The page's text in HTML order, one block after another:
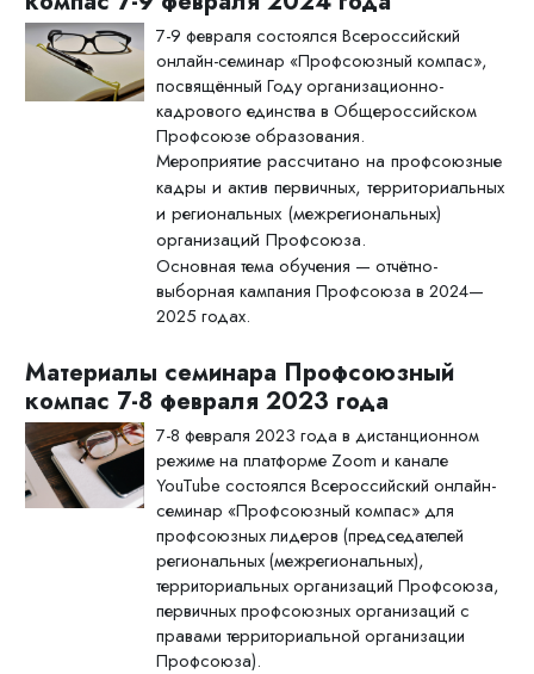
7-9 февраля состоялся Всероссийский
онлайн-семинар «Профсоюзный компас»,
посвящённый Году организационно-
кадрового единства в Общероссийском
Профсоюзе образования.
Мероприятие рассчитано на профсоюзные
кадры и актив первичных, территориальных
и региональных (межрегиональных)
организаций Профсоюза.
Основная тема обучения — отчётно-
выборная кампания Профсоюза в 2024—
2025 годах.
Материалы семинара Профсоюзный
компас 7-8 февраля 2023 года
7-8 февраля 2023 года в дистанционном
режиме на платформе Zoom и канале
YouTube состоялся Всероссийский онлайн-
семинар «Профсоюзный компас» для
профсоюзных лидеров (председателей
региональных (межрегиональных),
территориальных организаций Профсоюза,
первичных профсоюзных организаций с
правами территориальной организации
Профсоюза).